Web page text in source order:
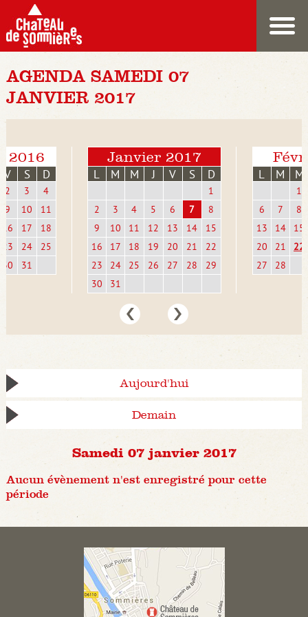
AGENDA SAMEDI 07
JANVIER 2017
2016
V S D
2 3
4
9
10
11
16
17
18
23
24
25
30
31
Janvier 2017
L M M J V S D
1
2
3 4 5 6 7
8
9
10 11 12 13 14
15
16
17 18 19 20 21
22
23
24 25 26 27 28
29
30
31
L M M
1
6
7
8
13
14
15
20
21
22
27
28
Aujourd'hui
Demain
Samedi 07 janvier 2017
Aucun évènement n'est enregistré pour cette
période